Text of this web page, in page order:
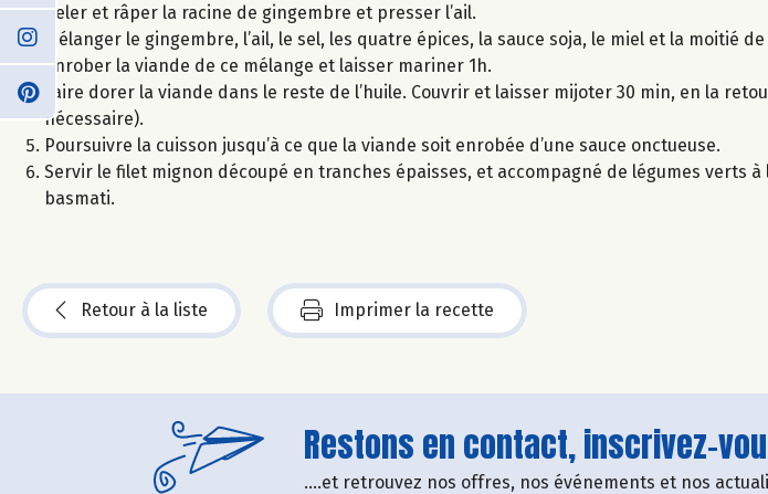
Peler et râper la racine de gingembre et presser l’ail.
Mélanger le gingembre, l’ail, le sel, les quatre épices, la sauce soja, le miel et la moitié de
Enrober la viande de ce mélange et laisser mariner 1h.
Faire dorer la viande dans le reste de l’huile. Couvrir et laisser mijoter 30 min, en la
nécessaire).
Poursuivre la cuisson jusqu’à ce que la viande soit enrobée d’une sauce onctueuse.
Servir le filet mignon découpé en tranches épaisses, et accompagné de légumes verts à
basmati.
Retour à la liste Imprimer la recette
Restons en contact, inscrivez-
....et retrouvez nos offres, nos événements et nos